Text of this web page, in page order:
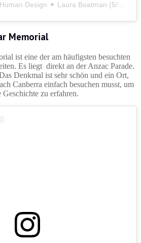
A post shared by Art & Human Design ✦ Laura Boatman (5/1 Generator) 🧿 (@artandhumandesign)
Memorial
ist eine der am häufigsten besuchten
Es liegt direkt an der Anzac Parade.
Denkmal ist sehr schön und ein Ort,
Canberra einfach besuchen musst, um
zu erfahren.